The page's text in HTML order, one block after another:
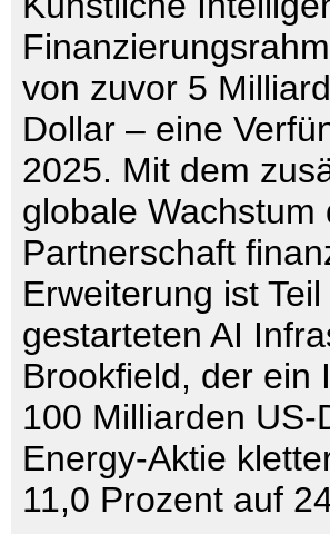
von zuvor 5
Dollar – eine
2025. Mit dem
globale
Partnerschaft
Erweiterung ist
gestarteten AI
Brookfield, der ein
100 Milliarden
Energy-Aktie
11,0 Prozent auf